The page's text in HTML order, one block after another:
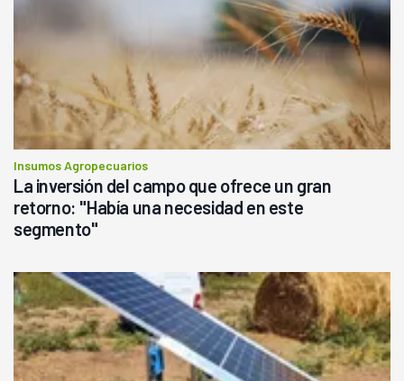
Insumos Agropecuarios
La inversión del campo que ofrece un gran
retorno: "Había una necesidad en este
segmento"